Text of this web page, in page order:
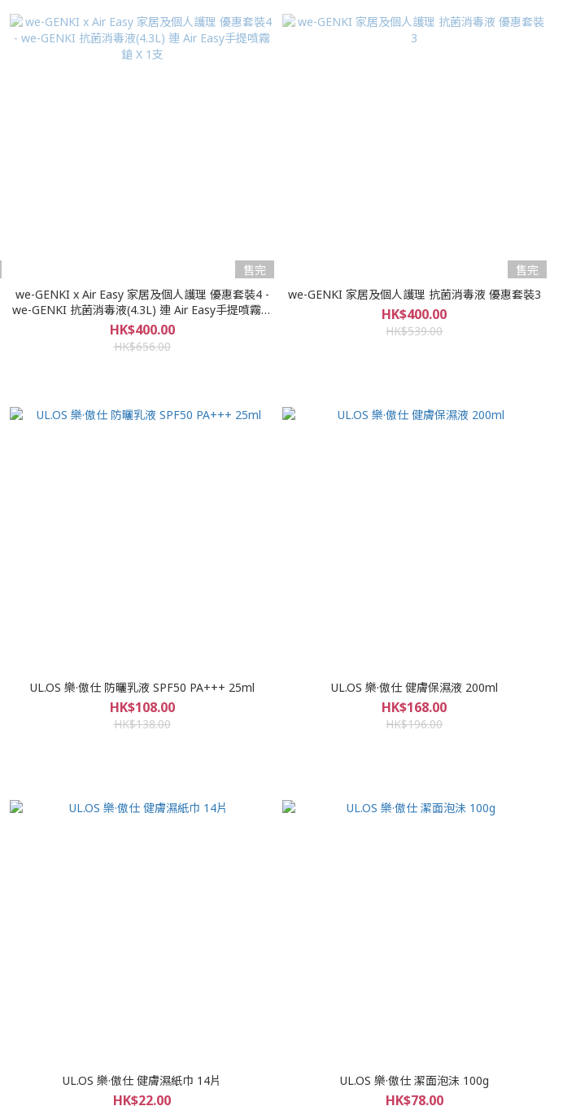
售完
we-GENKI x Air Easy 家居及個人護理 優惠套裝4 -
we-GENKI 抗菌消毒液(4.3L) 連 Air Easy手提噴霧鎗
X 1支
HK$400.00
HK$656.00
售完
we-GENKI 家居及個人護理 抗菌消毒液 優惠套裝3
HK$400.00
HK$539.00
UL.OS 樂·傲仕 防曬乳液 SPF50 PA+++ 25ml
HK$108.00
HK$138.00
UL.OS 樂·傲仕 健膚保濕液 200ml
HK$168.00
HK$196.00
UL.OS 樂·傲仕 健膚濕紙巾 14片
HK$22.00
UL.OS 樂·傲仕 潔面泡沬 100g
HK$78.00